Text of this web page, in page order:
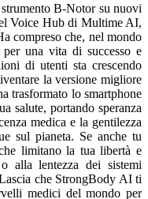
B-Notor su nuovi
Voice Hub di Multime AI,
compreso che, nel mondo
una vita di successo e
di utenti sta crescendo
la versione migliore
trasformato lo smartphone
salute, portando speranza
medica e la gentilezza
sul pianeta. Se anche tu
limitano la tua libertà e
alla lentezza dei sistemi
che StrongBody AI ti
medici del mondo per